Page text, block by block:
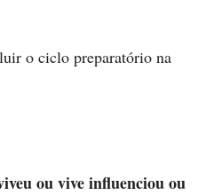
o ciclo preparatório na
ou vive influenciou ou